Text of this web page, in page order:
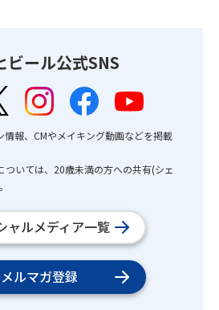
ビール公式SNS
情報、CMやメイキング動画などを掲載
いては、20歳未満の方への共有(シェ
ャルメディア一覧
メルマガ登録